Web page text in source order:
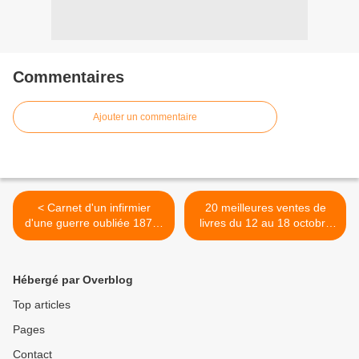
Commentaires
Ajouter un commentaire
< Carnet d'un infirmier
d'une guerre oubliée 1870-
1871, de Daniel Seigneur
20 meilleures ventes de
livres du 12 au 18 octobre
2015 >
Hébergé par Overblog
Top articles
Pages
Contact